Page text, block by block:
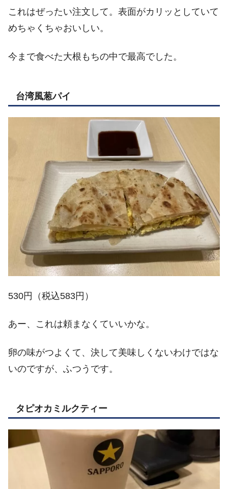
これはぜったい注文して。表面がカリッとしていて
めちゃくちゃおいしい。
今まで食べた大根もちの中で最高でした。
台湾風葱パイ
530円（税込583円）
あー、これは頼まなくていいかな。
卵の味がつよくて、決して美味しくないわけではな
いのですが、ふつうです。
タピオカミルクティー